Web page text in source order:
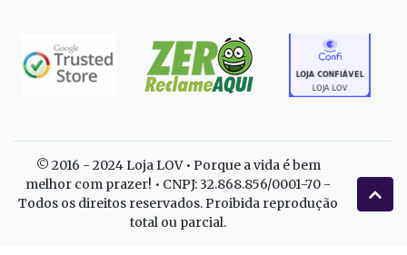
© 2016 - 2024 Loja LOV • Porque a vida é bem
melhor com prazer! • CNPJ: 32.868.856/0001-70 -
Todos os direitos reservados. Proibida reprodução
total ou parcial.